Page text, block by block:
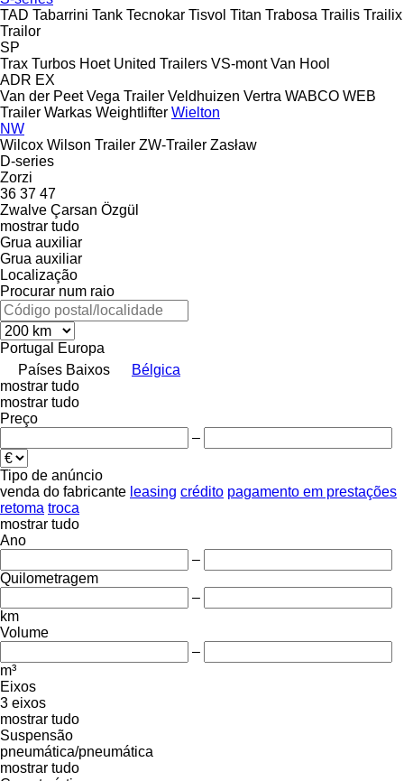
TAD Tabarrini Tank Tecnokar Tisvol Titan Trabosa Trailis Trailix
Trailor
SP
Trax Turbos Hoet United Trailers VS-mont Van Hool
ADR EX
Van der Peet Vega Trailer Veldhuizen Vertra WABCO WEB
Trailer Warkas Weightlifter Wielton
NW
Wilcox Wilson Trailer ZW-Trailer Zasław
D-series
Zorzi
36 37 47
Zwalve Çarsan Özgül
mostrar tudo
Grua auxiliar
Grua auxiliar
Localização
Procurar num raio
Portugal
Europa
Países Baixos
Bélgica
mostrar tudo
mostrar tudo
Preço
–
Tipo de anúncio
venda do fabricante leasing crédito pagamento em prestações
retoma troca
mostrar tudo
Ano
–
Quilometragem
–
km
Volume
–
m³
Eixos
3 eixos
mostrar tudo
Suspensão
pneumática/pneumática
mostrar tudo